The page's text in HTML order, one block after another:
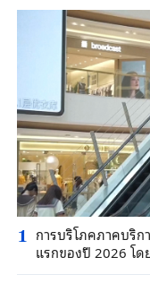
1 การบริโภคภาคบริก
แรกของปี 2026 โ